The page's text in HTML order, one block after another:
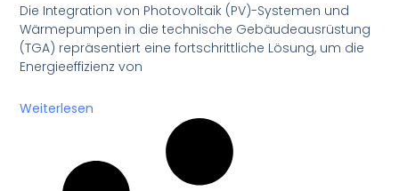
Die Integration von Photovoltaik (PV)-Systemen und
Wärmepumpen in die technische Gebäudeausrüstung
(TGA) repräsentiert eine fortschrittliche Lösung, um die
Energieeffizienz von
Weiterlesen